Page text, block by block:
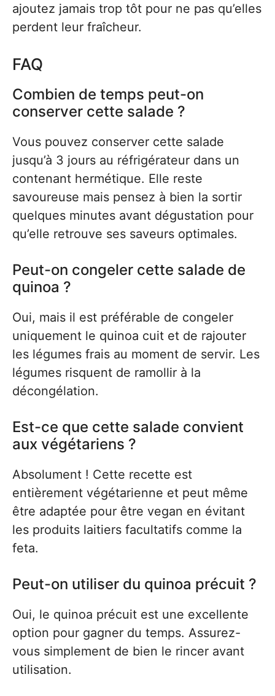
ajoutez jamais trop tôt pour ne pas qu’elles
perdent leur fraîcheur.
FAQ
Combien de temps peut-on
conserver cette salade ?
Vous pouvez conserver cette salade
jusqu’à 3 jours au réfrigérateur dans un
contenant hermétique. Elle reste
savoureuse mais pensez à bien la sortir
quelques minutes avant dégustation pour
qu’elle retrouve ses saveurs optimales.
Peut-on congeler cette salade de
quinoa ?
Oui, mais il est préférable de congeler
uniquement le quinoa cuit et de rajouter
les légumes frais au moment de servir. Les
légumes risquent de ramollir à la
décongélation.
Est-ce que cette salade convient
aux végétariens ?
Absolument ! Cette recette est
entièrement végétarienne et peut même
être adaptée pour être vegan en évitant
les produits laitiers facultatifs comme la
feta.
Peut-on utiliser du quinoa précuit ?
Oui, le quinoa précuit est une excellente
option pour gagner du temps. Assurez-
vous simplement de bien le rincer avant
utilisation.